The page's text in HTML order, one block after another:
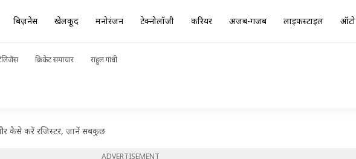
बिज़नेस खेलकूद मनोरंजन टेक्नोलॉजी करियर अजब-गजब लाइफस्टाइल ऑटो
क्रिकेट समाचार राहुल गांधी
और कैसे करें रजिस्टर, जानें सबकुछ
ADVERTISEMENT